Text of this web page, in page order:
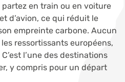
en train ou en voiture
d’avion, ce qui réduit le
empreinte carbone. Aucun
ressortissants européens,
l’une des destinations
y compris pour un départ